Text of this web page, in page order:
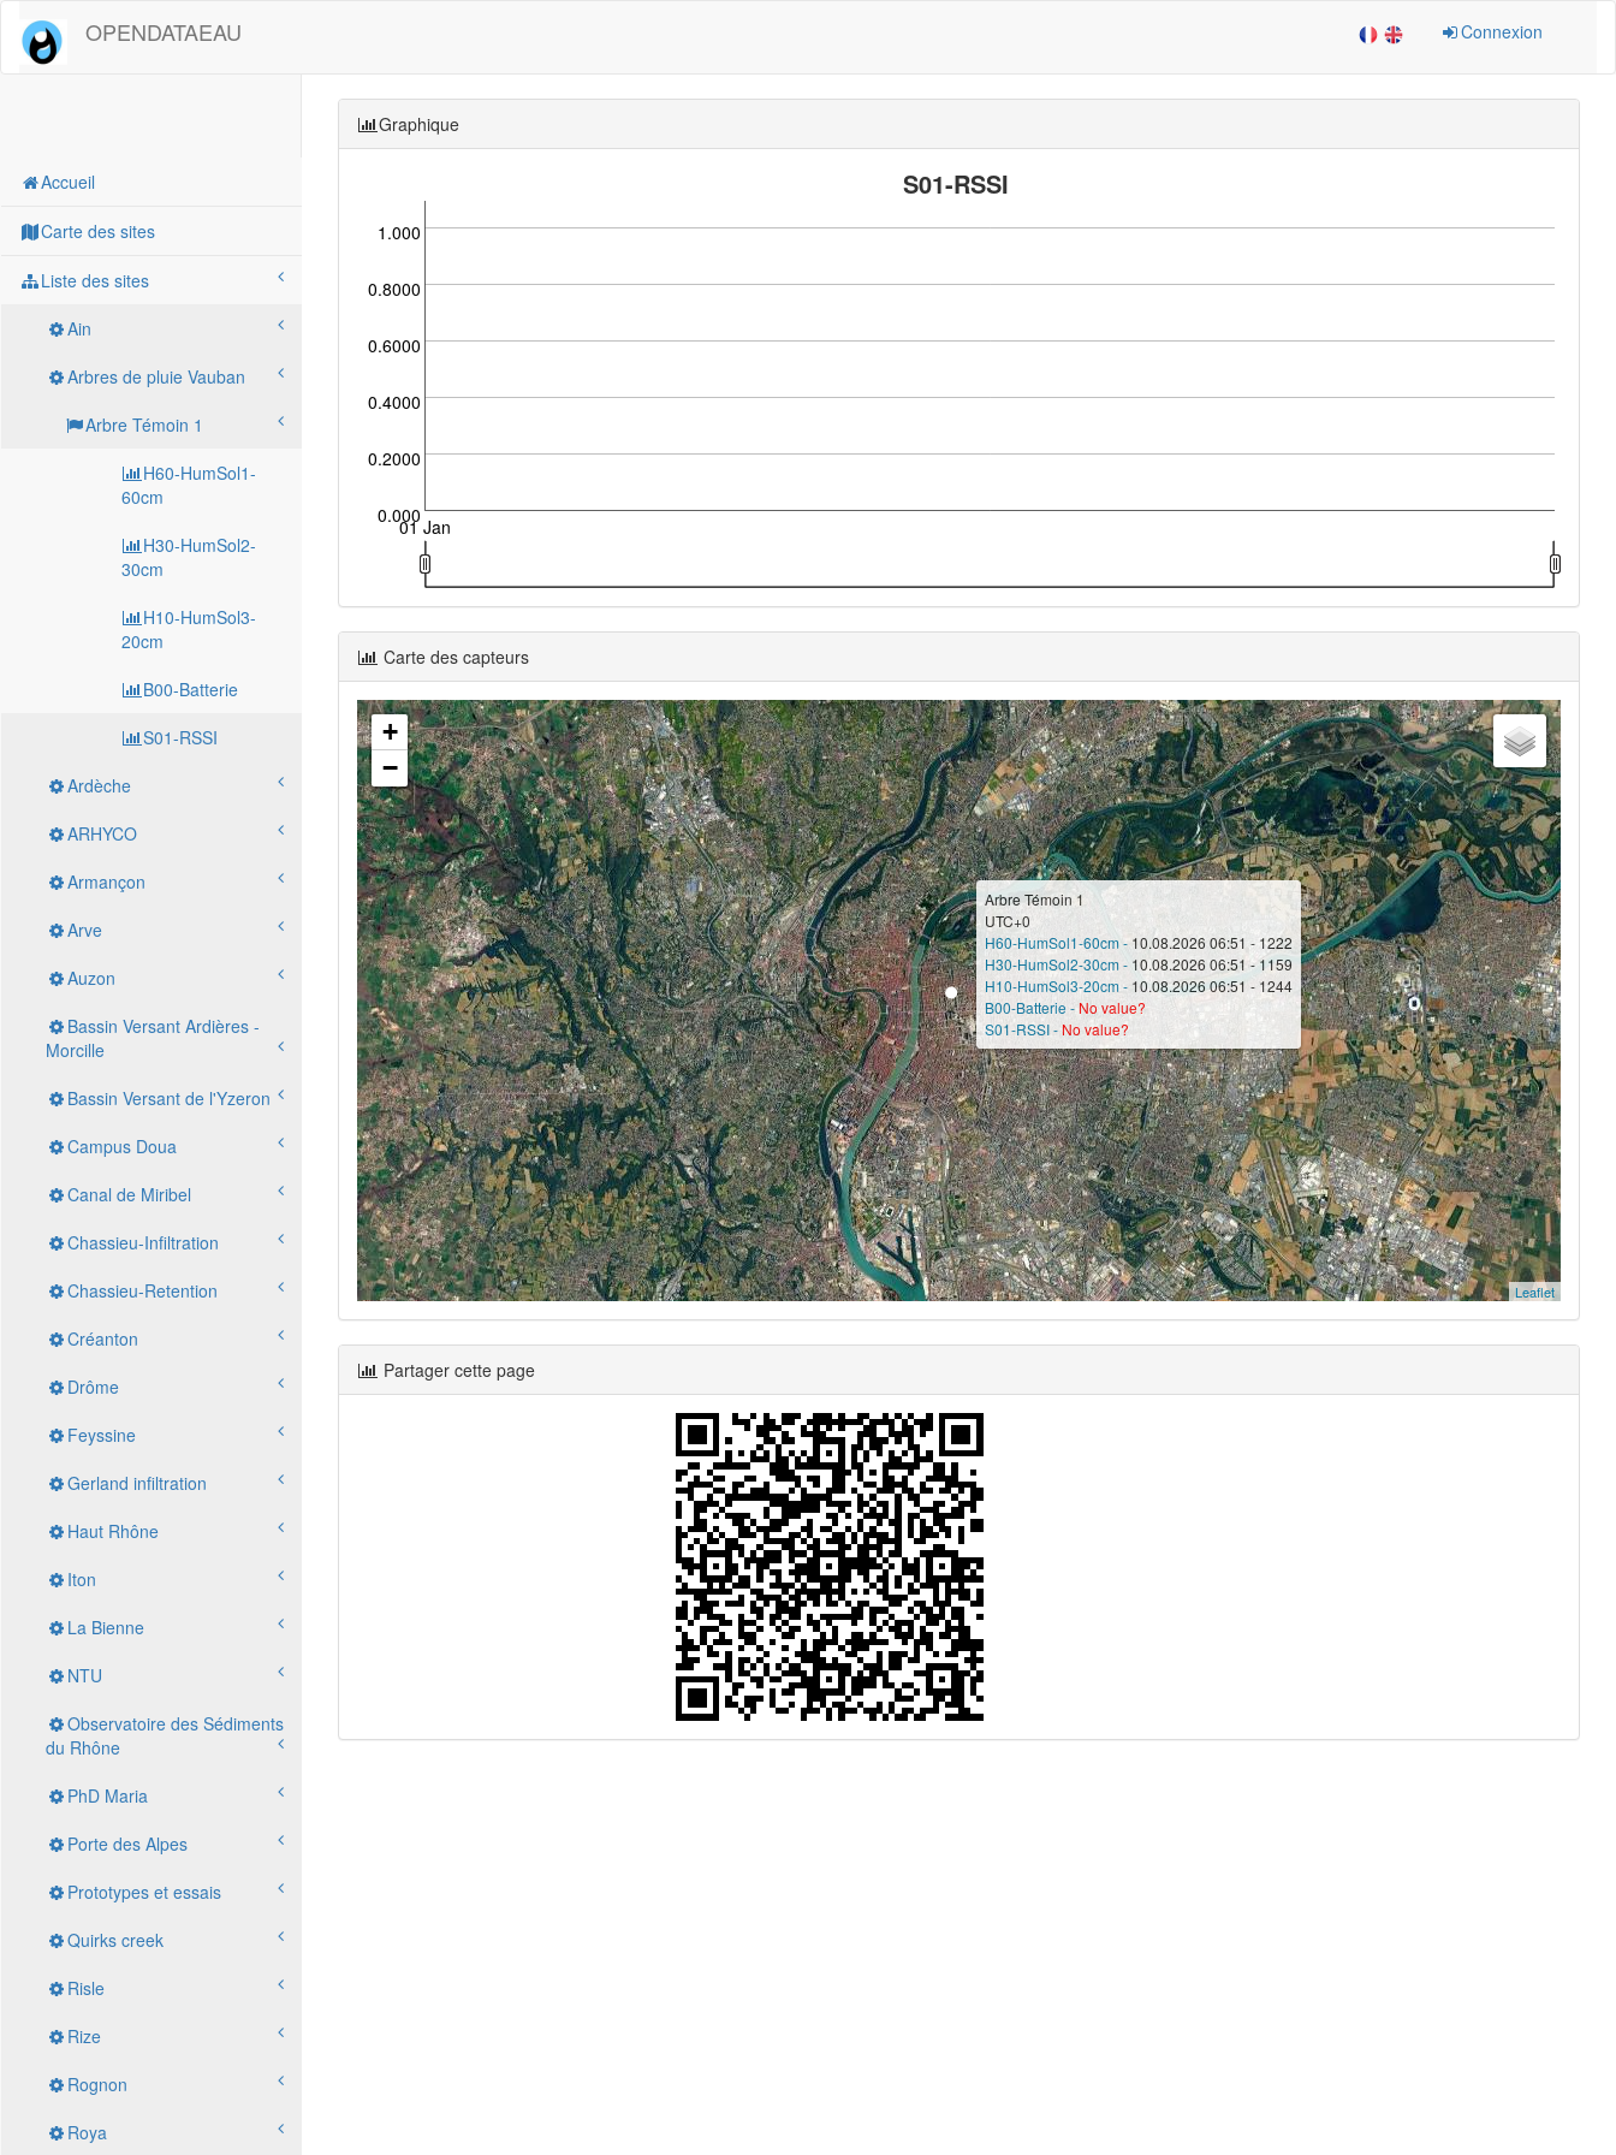
OPENDATAEAU Connexion
Accueil
Carte des sites
Liste des sites
Ain
Arbres de pluie Vauban
Arbre Témoin 1
H60-HumSol1-
60cm
H30-HumSol2-
30cm
H10-HumSol3-
20cm
B00-Batterie
S01-RSSI
Ardèche
ARHYCO
Armançon
Arve
Auzon
Bassin Versant Ardières -
Morcille
Bassin Versant de l'Yzeron
Campus Doua
Canal de Miribel
Chassieu-Infiltration
Chassieu-Retention
Créanton
Drôme
Feyssine
Gerland infiltration
Haut Rhône
Iton
La Bienne
NTU
Observatoire des Sédiments
du Rhône
PhD Maria
Porte des Alpes
Prototypes et essais
Quirks creek
Risle
Rize
Rognon
Roya
Graphique
S01-RSSI
0.000
0.2000
0.4000
0.6000
0.8000
1.000
01 Jan
Carte des capteurs
Arbre Témoin 1
UTC+0
H60-HumSol1-60cm - 10.08.2026 06:51 - 1222
H30-HumSol2-30cm - 10.08.2026 06:51 - 1159
H10-HumSol3-20cm - 10.08.2026 06:51 - 1244
B00-Batterie - No value?
S01-RSSI -No value?
+
−
Leaflet
Partager cette page